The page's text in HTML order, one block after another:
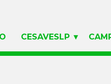
CESAVESLP